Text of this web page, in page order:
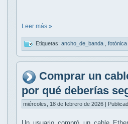
Leer más »
Etiquetas: ancho_de_banda fotónica
Comprar un
por qué deberías
miércoles, 18 de febrero de 2026 |